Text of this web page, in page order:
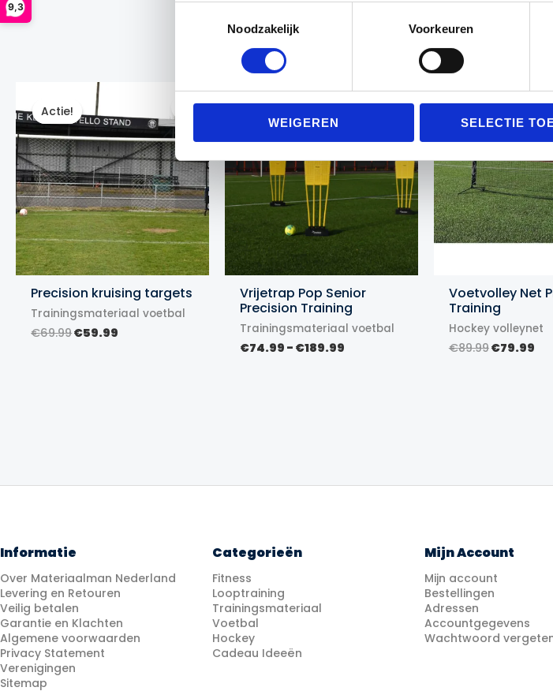
9,3
Noodzakelijk
Voorkeuren
WEIGEREN SELECTIE
Gerelateerde
Actie!
Actie!
Precision kruising targets
Trainingsmateriaal voetbal
€69.99Oorspronkelijke
€59.99
Vrijetrap Pop Senior
Precision Training
Trainingsmateriaal voetbal
€74.99 - €189.99Prijsklasse:
Voetvolley Net
Training
Hockey volleynet
€89.99€79.99
Informatie
Over Materiaalman Nederland
Levering en Retouren
Veilig betalen
Garantie en Klachten
Algemene voorwaarden
Privacy Statement
Verenigingen
Sitemap
Categorieën
Fitness
Looptraining
Trainingsmateriaal
Voetbal
Hockey
Cadeau Ideeën
Mijn Account
Mijn account
Bestellingen
Adressen
Accountgegevens
Wachtwoord